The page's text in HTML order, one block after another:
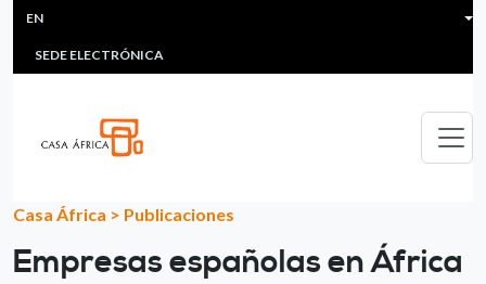
Skip to main content
HEADER MENU
MULTIMEDIA
SEDE ELECTRÓNICA
EN
Casa África > Publicaciones
Empresas españolas en África